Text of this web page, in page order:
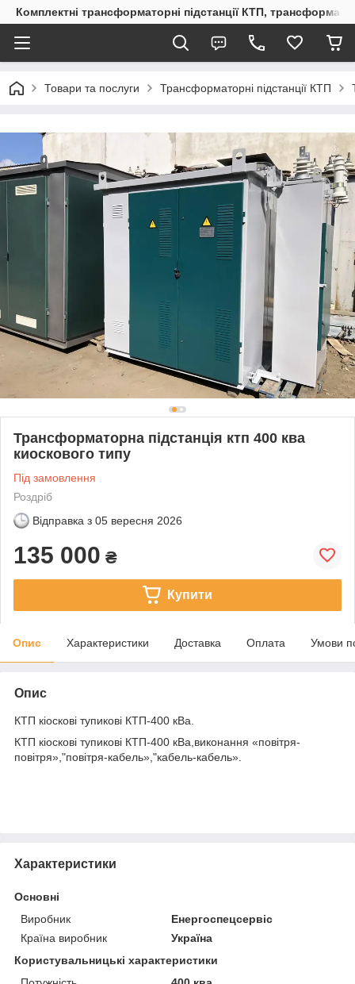
Комплектні трансформаторні підстанції КТП,
Товари та послуги Трансформаторні підстанції КТП
Трансформаторна підстанція ктп 400 ква
киоскового типу
Під замовлення
Роздріб
Відправка з 05 вересня 2026
135 000 ₴
Купити
Опис Характеристики Доставка Оплата Умови
Опис
КТП кіоскові тупикові КТП-400 кВа.
КТП кіоскові тупикові КТП-400 кВа,виконання «повітря-
повітря»,"повітря-кабель»,"кабель-кабель».
Характеристики
Основні
Виробник
Енергоспецсервіс
Країна виробник
Україна
Користувальницькі характеристики